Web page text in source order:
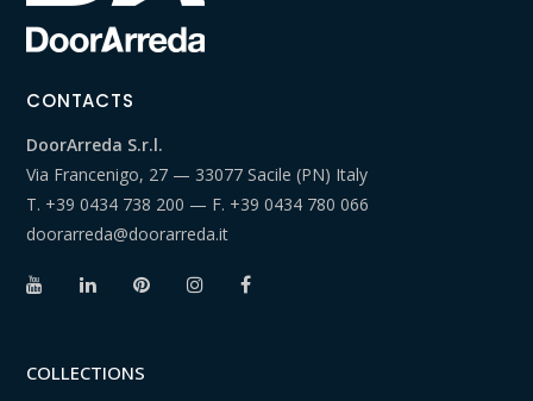
CONTACTS
DoorArreda S.r.l.
Via Francenigo, 27 — 33077 Sacile (PN) Italy
T. +39 0434 738 200 — F. +39 0434 780 066
doorarreda@doorarreda.it
COLLECTIONS